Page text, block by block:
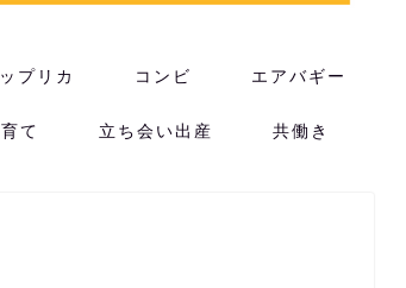
プリカ コンビ エアバギー
て 立ち会い出産 共働き